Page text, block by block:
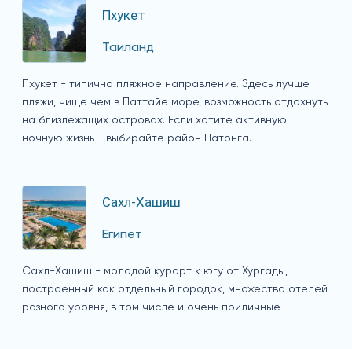
Пхукет
Таиланд
Пхукет - типично пляжное направление. Здесь лучше
пляжи, чище чем в Паттайе море, возможность отдохнуть
на близлежащих островах. Если хотите активную
ночную жизнь - выбирайте район Патонга.
Сахл-Хашиш
Египет
Сахл-Хашиш - молодой курорт к югу от Хургады,
построенный как отдельный городок, множество отелей
разного уровня, в том числе и очень приличные